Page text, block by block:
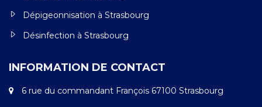
Dépigeonnisation à Strasbourg
Désinfection à Strasbourg
INFORMATION DE CONTACT
6 rue du commandant François 67100 Strasbourg